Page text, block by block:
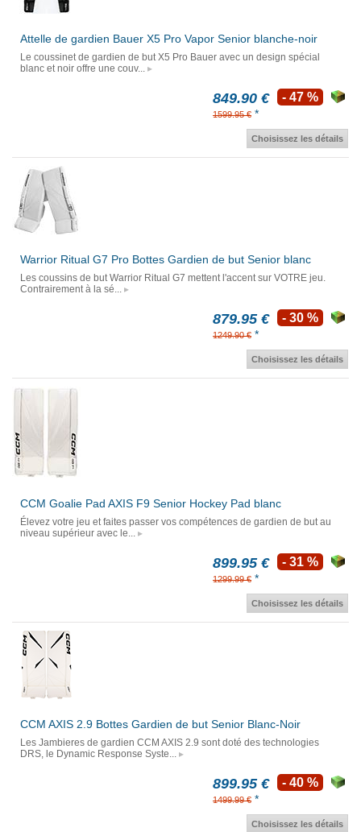
Attelle de gardien Bauer X5 Pro Vapor Senior blanche-noir
Le coussinet de gardien de but X5 Pro Bauer avec un design spécial
blanc et noir offre une couv...
849.90 €
1599.95 € *
- 47 %
Choisissez les détails
Warrior Ritual G7 Pro Bottes Gardien de but Senior blanc
Les coussins de but Warrior Ritual G7 mettent l'accent sur VOTRE jeu.
Contrairement à la sé...
879.95 €
1249.90 € *
- 30 %
Choisissez les détails
CCM Goalie Pad AXIS F9 Senior Hockey Pad blanc
Élevez votre jeu et faites passer vos compétences de gardien de but au
niveau supérieur avec le...
899.95 €
1299.99 € *
- 31 %
Choisissez les détails
CCM AXIS 2.9 Bottes Gardien de but Senior Blanc-Noir
Les Jambieres de gardien CCM AXIS 2.9 sont doté des technologies
DRS, le Dynamic Response Syste...
899.95 €
1499.99 € *
- 40 %
Choisissez les détails